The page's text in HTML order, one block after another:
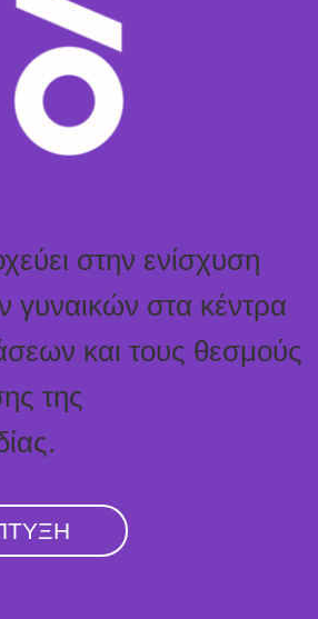
στην ενίσχυση
γυναικών στα κέντρα
και τους θεσμούς
της